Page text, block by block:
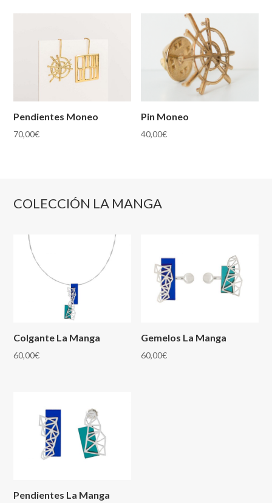
Pendientes Moneo
70,00€
Pin Moneo
40,00€
COLECCIÓN LA MANGA
Colgante La Manga
60,00€
Gemelos La Manga
60,00€
Pendientes La Manga